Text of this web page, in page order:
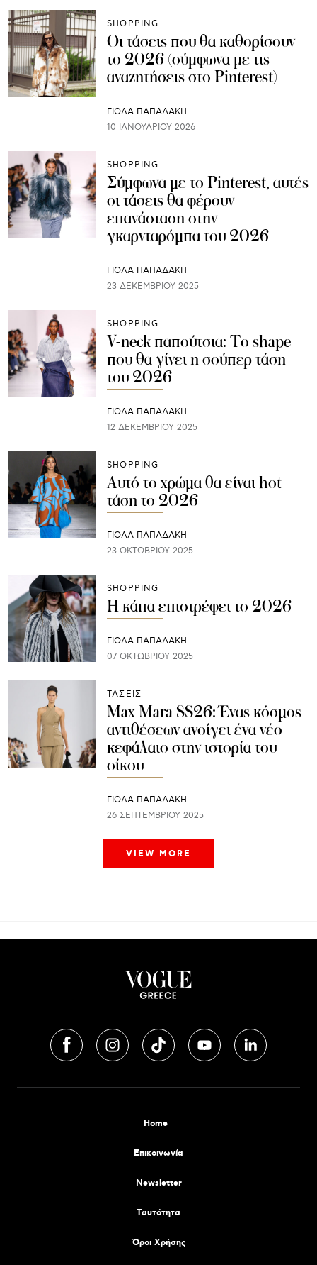
SHOPPING
Οι τάσεις που θα καθορίσουν
το 2026 (σύμφωνα με τις
αναζητήσεις στο Pinterest)
ΓΙΌΛΑ ΠΑΠΑΔΆΚΗ
10 ΙΑΝΟΥΑΡΊΟΥ 2026
SHOPPING
Σύμφωνα με το Pinterest, αυτές
οι τάσεις θα φέρουν
επανάσταση στην
γκαρνταρόμπα του 2026
ΓΙΌΛΑ ΠΑΠΑΔΆΚΗ
23 ΔΕΚΕΜΒΡΊΟΥ 2025
SHOPPING
V-neck παπούτσια: Το shape
που θα γίνει η σούπερ τάση
του 2026
ΓΙΌΛΑ ΠΑΠΑΔΆΚΗ
12 ΔΕΚΕΜΒΡΊΟΥ 2025
SHOPPING
Αυτό το χρώμα θα είναι hot
τάση το 2026
ΓΙΌΛΑ ΠΑΠΑΔΆΚΗ
23 ΟΚΤΩΒΡΊΟΥ 2025
SHOPPING
Η κάπα επιστρέφει το 2026
ΓΙΌΛΑ ΠΑΠΑΔΆΚΗ
07 ΟΚΤΩΒΡΊΟΥ 2025
ΤΑΣΕΙΣ
Max Mara SS26: Ένας κόσμος
αντιθέσεων ανοίγει ένα νέο
κεφάλαιο στην ιστορία του
οίκου
ΓΙΌΛΑ ΠΑΠΑΔΆΚΗ
26 ΣΕΠΤΕΜΒΡΊΟΥ 2025
VIEW MORE
Home
Επικοινωνία
Newsletter
Tαυτότητα
Όροι Χρήσης